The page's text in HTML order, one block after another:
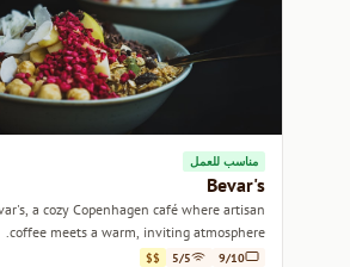
مناسب للعمل
Bevar's
a cozy Copenhagen café where artisan
coffee meets a warm, inviting atmosphere.
9/10
5/5
$$